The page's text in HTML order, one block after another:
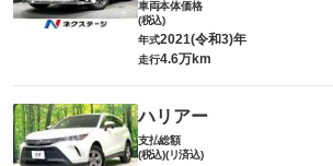
車両本体価格
(税込)
年式2021(令和3)年
走行4.6万km
ハリアー
支払総額
(税込)(リ済込)